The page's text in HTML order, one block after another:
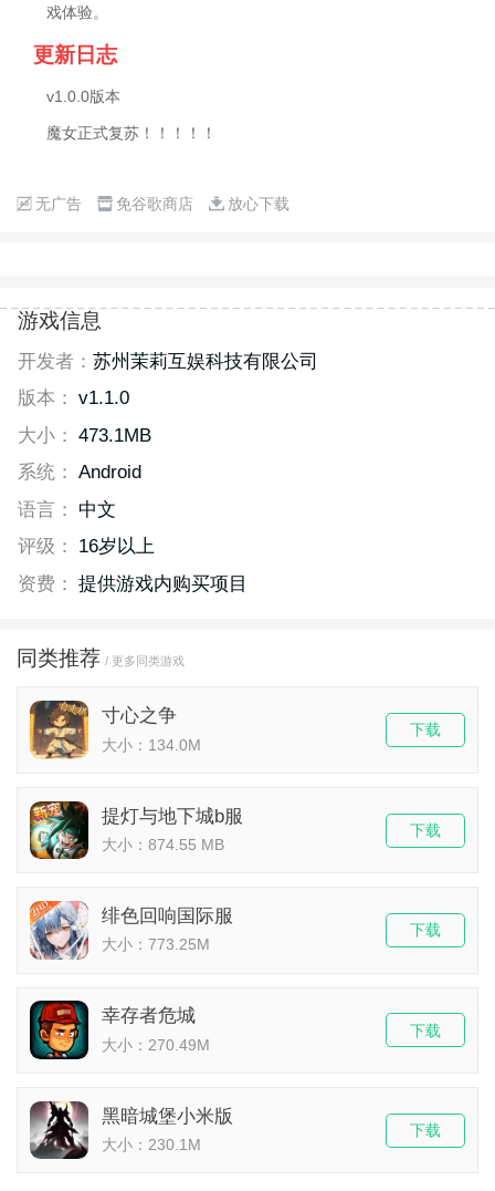
戏体验。
更新日志
v1.0.0版本
魔女正式复苏！！！！！
无广告 免谷歌商店 放心下载
游戏信息
开发者： 苏州茉莉互娱科技有限公司
版本： v1.1.0
大小： 473.1MB
系统： Android
语言：
中文
评级：
16岁以上
资费： 提供游戏内购买项目
同类推荐 / 更多同类游戏
寸心之争
大小：134.0M
下载
提灯与地下城b服
大小：874.55 MB
下载
绯色回响国际服
大小：773.25M
下载
幸存者危城
大小：270.49M
下载
黑暗城堡小米版
大小：230.1M
下载